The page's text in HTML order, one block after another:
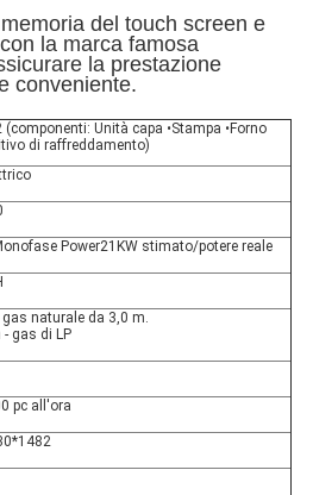
del touch screen e
la marca famosa
la prestazione
conveniente.
(componenti: Unità capa •Stampa •Forno
di raffreddamento)
Power21KW stimato/potere reale
gas naturale da 3,0 m.
gas di LP
pc all'ora